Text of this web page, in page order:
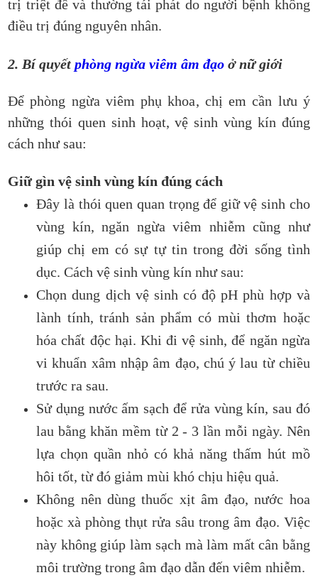
trị triệt để và thường tái phát do người bệnh không
điều trị đúng nguyên nhân.
2. Bí quyếtphòng ngừa viêm âm đạo ở nữ giới
Để phòng ngừa viêm phụ khoa, chị em cần lưu ý
những thói quen sinh hoạt, vệ sinh vùng kín đúng
cách như sau:
Giữ gìn vệ sinh vùng kín đúng cách
Đây là thói quen quan trọng để giữ vệ sinh cho
vùng kín, ngăn ngừa viêm nhiễm cũng như
giúp chị em có sự tự tin trong đời sống tình
dục. Cách vệ sinh vùng kín như sau:
Chọn dung dịch vệ sinh có độ pH phù hợp và
lành tính, tránh sản phẩm có mùi thơm hoặc
hóa chất độc hại. Khi đi vệ sinh, để ngăn ngừa
vi khuẩn xâm nhập âm đạo, chú ý lau từ chiều
trước ra sau.
Sử dụng nước ấm sạch để rửa vùng kín, sau đó
lau bằng khăn mềm từ 2 - 3 lần mỗi ngày. Nên
lựa chọn quần nhỏ có khả năng thấm hút mồ
hôi tốt, từ đó giảm mùi khó chịu hiệu quả.
Không nên dùng thuốc xịt âm đạo, nước hoa
hoặc xà phòng thụt rửa sâu trong âm đạo. Việc
này không giúp làm sạch mà làm mất cân bằng
môi trường trong âm đạo dẫn đến viêm nhiễm.